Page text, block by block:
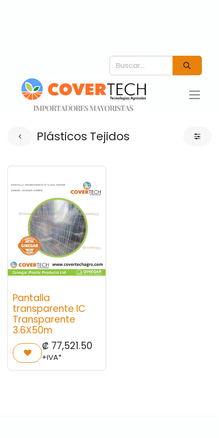
Plásticos Tejidos
Pantalla
transparente IC
Transparente
3.6X50m
₡ 77,521.50
+IVA*